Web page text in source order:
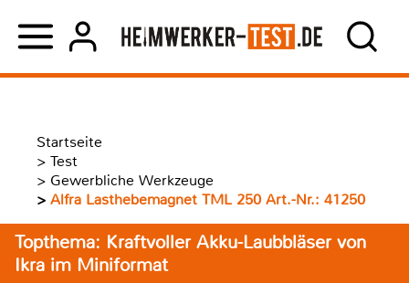
Startseite
> Test
> Gewerbliche Werkzeuge
> Alfra Lasthebemagnet TML 250 Art.-Nr.: 41250
Topthema: Kraftvoller Akku-Laubbläser von
Ikra im Miniformat